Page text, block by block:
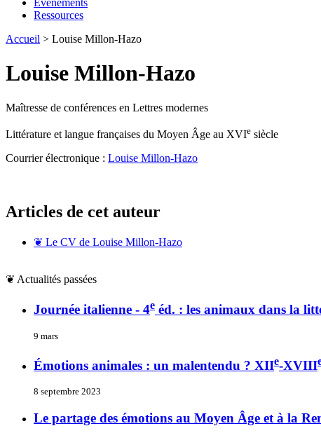
Événements
Ressources
Accueil > Louise Millon-Hazo
Louise Millon-Hazo
Maîtresse de conférences en Lettres modernes
Littérature et langue françaises du Moyen Âge au XVIe siècle
Courrier électronique : Louise Millon-Hazo
Articles de cet auteur
❦ Le CV de Louise Millon-Hazo
❦ Actualités passées
Journée italienne - 4e éd. : les animaux dans la
9 mars
Émotions animales : un malentendu ? XIIe-XVIII
8 septembre 2023
Le partage des émotions au Moyen Âge et à la